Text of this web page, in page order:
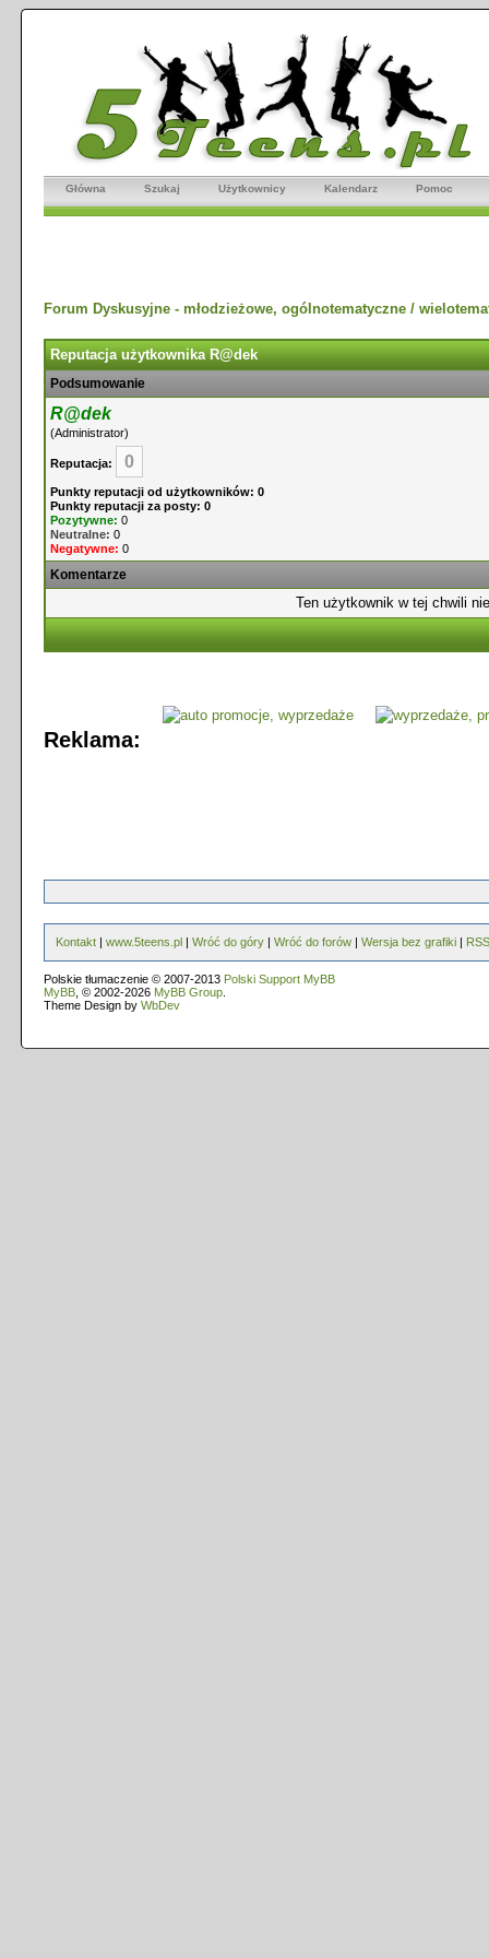
Główna Szukaj Użytkownicy Kalendarz Pomoc
Forum Dyskusyjne - młodzieżowe, ogólnotematyczne /
Reputacja użytkownika R@dek
Podsumowanie
R@dek
(Administrator)
Reputacja: 0
Punkty reputacji od użytkowników: 0
Punkty reputacji za posty: 0
Pozytywne: 0
Neutralne: 0
Negatywne: 0
Komentarze
Ten użytkownik w tej chwili
Reklama:
Kontakt | www.5teens.pl | Wróć do góry | Wróć do forów | Wersja bez grafiki | RSS
Polskie tłumaczenie © 2007-2013 Polski Support MyBB
MyBB , © 2002-2026 MyBB Group
Theme Design by WbDev